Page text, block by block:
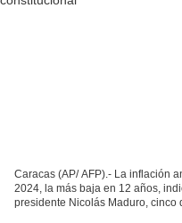
Caracas (AP/ AFP).- La inflación
2024, la más baja en 12 años,
presidente Nicolás Maduro, cinco